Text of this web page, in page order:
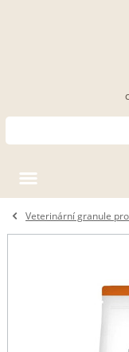
Veterinární granule